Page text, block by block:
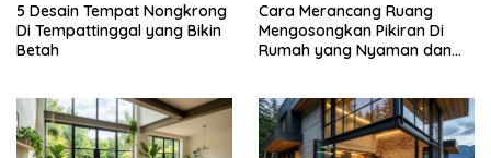
5 Desain Tempat Nongkrong
Di Tempattinggal yang Bikin
Betah
Cara Merancang Ruang
Mengosongkan Pikiran Di
Rumah yang Nyaman dan